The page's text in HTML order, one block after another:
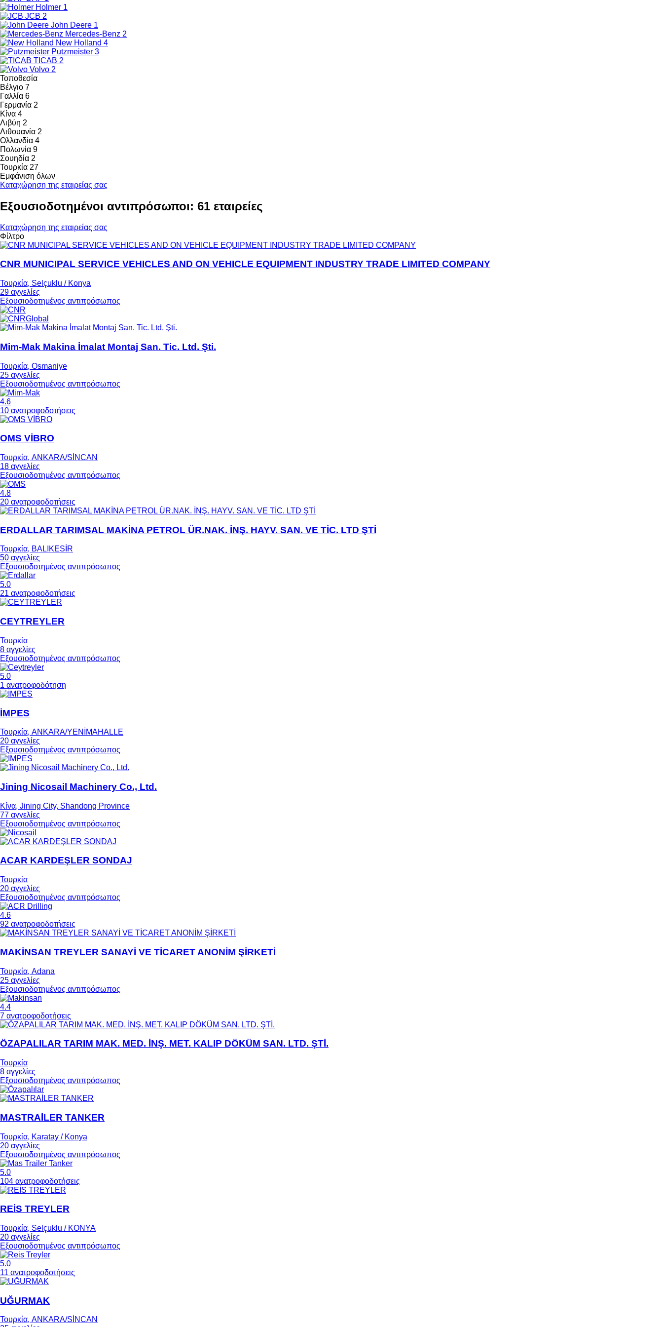
Holmer 1
JCB 2
John Deere 1
Mercedes-Benz 2
New Holland 4
Putzmeister 3
TICAB 2
Volvo 2
Τοποθεσία
Βέλγιο 7
Γαλλία 6
Γερμανία 2
Κίνα 4
Λιβύη 2
Λιθουανία 2
Ολλανδία 4
Πολωνία 9
Σουηδία 2
Τουρκία 27
Εμφάνιση όλων
Καταχώρηση της εταιρείας σας
Εξουσιοδοτημένοι αντιπρόσωποι: 61 εταιρείες
Καταχώρηση της εταιρείας σας
Φίλτρο
CNR MUNICIPAL SERVICE VEHICLES AND ON VEHICLE EQUIPMENT INDUSTRY TRADE LIMITED COMPANY
Τουρκία, Selçuklu / Konya
29 αγγελίες
Εξουσιοδοτημένος αντιπρόσωπος
Mim-Mak Makina İmalat Montaj San. Tic. Ltd. Şti.
Τουρκία, Osmaniye
25 αγγελίες
Εξουσιοδοτημένος αντιπρόσωπος
4.6
10 ανατροφοδοτήσεις
OMS VİBRO
Τουρκία, ANKARA/SİNCAN
18 αγγελίες
Εξουσιοδοτημένος αντιπρόσωπος
4.8
20 ανατροφοδοτήσεις
ERDALLAR TARIMSAL MAKİNA PETROL ÜR.NAK. İNŞ. HAYV. SAN. VE TİC. LTD ŞTİ
Τουρκία, BALIKESİR
50 αγγελίες
Εξουσιοδοτημένος αντιπρόσωπος
5.0
21 ανατροφοδοτήσεις
CEYTREYLER
Τουρκία
8 αγγελίες
Εξουσιοδοτημένος αντιπρόσωπος
5.0
1 ανατροφοδότηση
İMPES
Τουρκία, ANKARA/YENİMAHALLE
20 αγγελίες
Εξουσιοδοτημένος αντιπρόσωπος
Jining Nicosail Machinery Co., Ltd.
Κίνα, Jining City, Shandong Province
77 αγγελίες
Εξουσιοδοτημένος αντιπρόσωπος
ACAR KARDEŞLER SONDAJ
Τουρκία
20 αγγελίες
Εξουσιοδοτημένος αντιπρόσωπος
4.6
92 ανατροφοδοτήσεις
MAKİNSAN TREYLER SANAYİ VE TİCARET ANONİM ŞİRKETİ
Τουρκία, Adana
25 αγγελίες
Εξουσιοδοτημένος αντιπρόσωπος
4.4
7 ανατροφοδοτήσεις
ÖZAPALILAR TARIM MAK. MED. İNŞ. MET. KALIP DÖKÜM SAN. LTD. ŞTİ.
Τουρκία
8 αγγελίες
Εξουσιοδοτημένος αντιπρόσωπος
MASTRAİLER TANKER
Τουρκία, Karatay / Konya
20 αγγελίες
Εξουσιοδοτημένος αντιπρόσωπος
5.0
104 ανατροφοδοτήσεις
REİS TREYLER
Τουρκία, Selçuklu / KONYA
20 αγγελίες
Εξουσιοδοτημένος αντιπρόσωπος
5.0
11 ανατροφοδοτήσεις
UĞURMAK
Τουρκία, ANKARA/SİNCAN